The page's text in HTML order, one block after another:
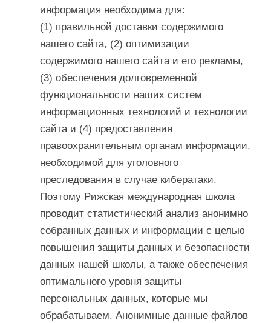
информация необходима для:
(1) правильной доставки содержимого
нашего сайта, (2) оптимизации
содержимого нашего сайта и его рекламы,
(3) обеспечения долговременной
функциональности наших систем
информационных технологий и технологии
сайта и (4) предоставления
правоохранительным органам информации,
необходимой для уголовного
преследования в случае кибератаки.
Поэтому Рижская международная школа
проводит статистический анализ анонимно
собранных данных и информации с целью
повышения защиты данных и безопасности
данных нашей школы, а также обеспечения
оптимального уровня защиты
персональных данных, которые мы
обрабатываем. Анонимные данные файлов